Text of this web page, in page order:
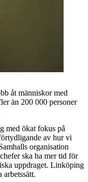
åt människor med
än 200 000 personer
med ökat fokus på
av hur vi
organisation
ska ha mer tid för
uppdraget. Linköping
arbetssätt.